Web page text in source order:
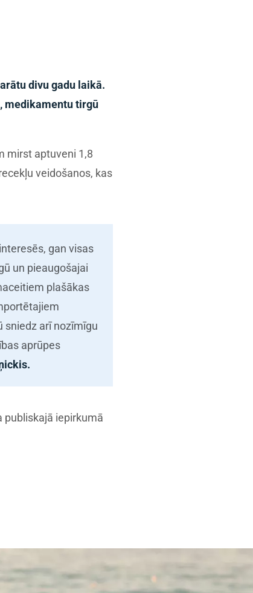
divu gadu laikā.
medikamentu tirgū
mirst aptuveni 1,8
veidošanos, kas
gan visas
un pieaugošajai
plašākas
sniedz arī nozīmīgu
aprūpes
publiskajā iepirkumā